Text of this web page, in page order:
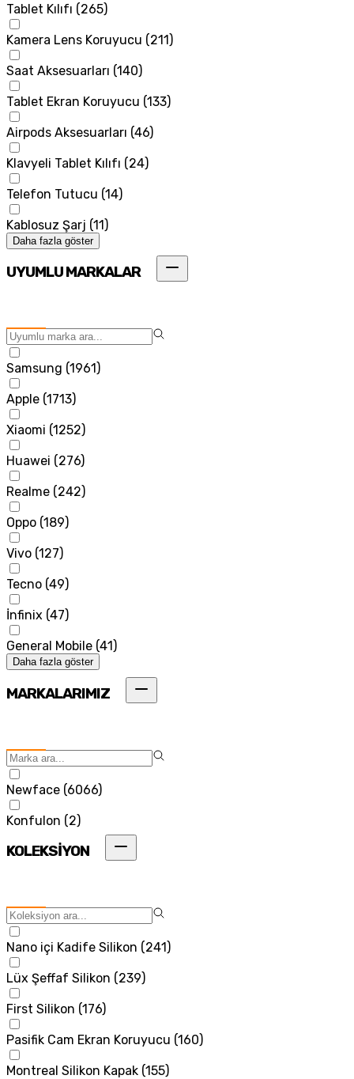
Tablet Kılıfı (265)
Kamera Lens Koruyucu (211)
Saat Aksesuarları (140)
Tablet Ekran Koruyucu (133)
Airpods Aksesuarları (46)
Klavyeli Tablet Kılıfı (24)
Telefon Tutucu (14)
Kablosuz Şarj (11)
Daha fazla göster
UYUMLU MARKALAR
Samsung (1961)
Apple (1713)
Xiaomi (1252)
Huawei (276)
Realme (242)
Oppo (189)
Vivo (127)
Tecno (49)
İnfinix (47)
General Mobile (41)
Daha fazla göster
MARKALARIMIZ
Newface (6066)
Konfulon (2)
KOLEKSİYON
Nano içi Kadife Silikon (241)
Lüx Şeffaf Silikon (239)
First Silikon (176)
Pasifik Cam Ekran Koruyucu (160)
Montreal Silikon Kapak (155)